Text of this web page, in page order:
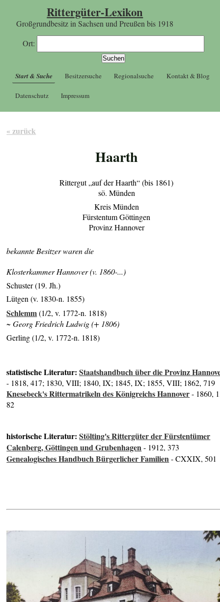
Rittergüter-Lexikon
Großgrundbesitz in Sachsen und Preußen bis 1918
Ort:
Start & Suche Besitzersuche Regionalsuche Kontakt & Blog
Datenschutz Impressum
« zurück
Haarth
Rittergut „auf der Haarth“ (bis 1861)
sö. Münden
Kreis Münden
Fürstentum Göttingen
Provinz Hannover
bekannte Besitzer waren die
Klosterkammer Hannover (v. 1860-...)
Schuster (19. Jh.)
Lütgen (v. 1830-n. 1855)
Schlemm(1/2, v. 1772-n. 1818)
~ Georg Friedrich Ludwig (+ 1806)
Gerling (1/2, v. 1772-n. 1818)
statistische Literatur:Staatshandbuch über die Provinz
- 1818, 417; 1830, VIII; 1840, IX; 1845, IX; 1855, VIII; 1862, 719
Knesebeck's Rittermatrikeln des Königreichs Hannover- 1860,
82
historische Literatur:Stölting's Rittergüter der Fürstentümer
Calenberg, Göttingen und Grubenhagen- 1912, 373
Genealogisches Handbuch Bürgerlicher Familien- CXXIX, 501